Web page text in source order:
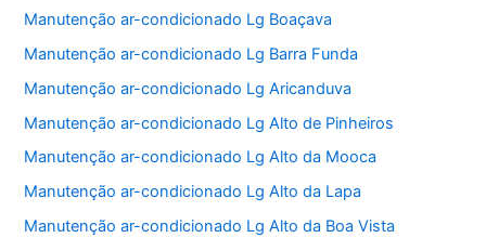
Manutenção ar-condicionado Lg Boaçava
Manutenção ar-condicionado Lg Barra Funda
Manutenção ar-condicionado Lg Aricanduva
Manutenção ar-condicionado Lg Alto de Pinheiros
Manutenção ar-condicionado Lg Alto da Mooca
Manutenção ar-condicionado Lg Alto da Lapa
Manutenção ar-condicionado Lg Alto da Boa Vista